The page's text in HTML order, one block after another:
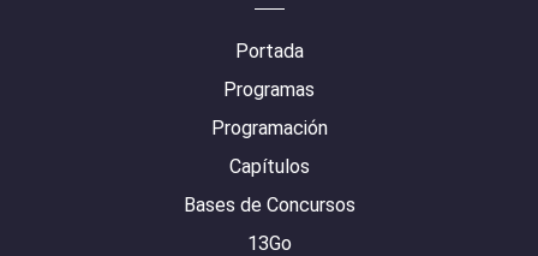
Portada
Programas
Programación
Capítulos
Bases de Concursos
13Go